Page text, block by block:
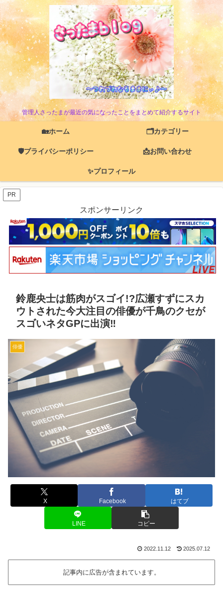
管理人さったまが最近の気になったことをまとめて紹介するサイト
🏡ホーム 🗂️カテゴリー
🛡️プライバシーポリシー 📩お問い合わせ
✨プロフィール
PR
スポンサーリンク
鈴鹿央士は筋肉がスゴイ!?広瀬すずにスカ
ウトされた今大注目の俳優が千鳥のクセが
スゴいネタGPに出演‼
俳優
X Facebook はてブ
LINE コピー
2022.11.12 2025.07.12
記事内に広告が含まれています。